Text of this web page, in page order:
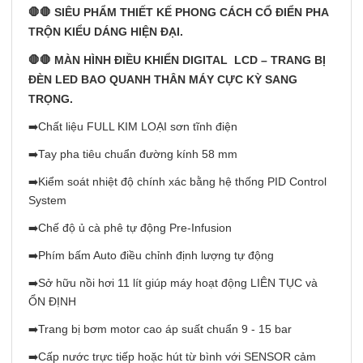
🛑🛑 SIÊU PHẨM THIẾT KẾ PHONG CÁCH CỔ ĐIỂN PHA
TRỘN KIỂU DÁNG HIỆN ĐẠI.
🛑🛑 MÀN HÌNH ĐIỀU KHIỂN DIGITAL LCD – TRANG BỊ
ĐÈN LED BAO QUANH THÂN MÁY CỰC KỲ SANG
TRỌNG.
➡️Chất liệu FULL KIM LOẠI sơn tĩnh điện
➡️Tay pha tiêu chuẩn đường kính 58 mm
➡️Kiểm soát nhiệt độ chính xác bằng hệ thống PID Control
System
➡️Chế độ ủ cà phê tự động Pre-Infusion
➡️Phím bấm Auto điều chỉnh định lượng tự động
➡️Sở hữu nồi hơi 11 lít giúp máy hoạt động LIÊN TỤC và
ỔN ĐỊNH
➡️Trang bị bơm motor cao áp suất chuẩn 9 - 15 bar
➡️Cấp nước trực tiếp hoặc hút từ bình với SENSOR cảm